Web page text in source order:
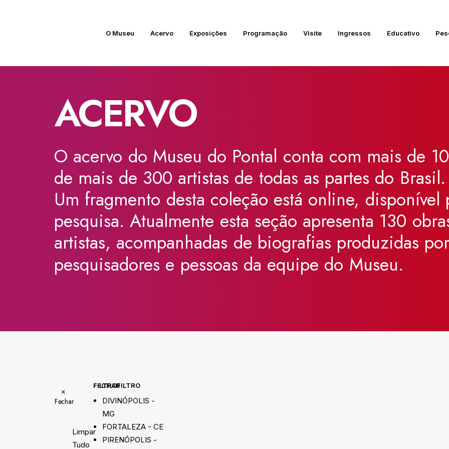
O Museu Acervo Exposições Programação Visite Ingressos Educativo
ARCHIVES:
ACERVO
O acervo do Museu do Pontal conta com mais de 10
de mais de 300 artistas de todas as partes do Brasil.
Um fragmento desta coleção está online, disponível
pesquisa. Atualmente esta seção apresenta 130
artistas, acompanhadas de biografias produzidas
pesquisadores e pessoas da equipe do Museu.
×
Fechar
Limpar
Tudo
FECHAR FILTROFILTRO
DIVINÓPOLIS -
MG
FORTALEZA - CE
PIRENÓPOLIS -